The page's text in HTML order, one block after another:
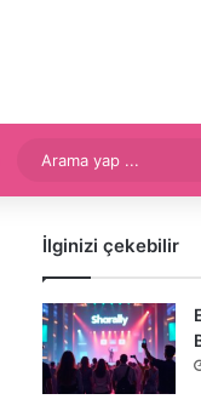
İlginizi çekebilir